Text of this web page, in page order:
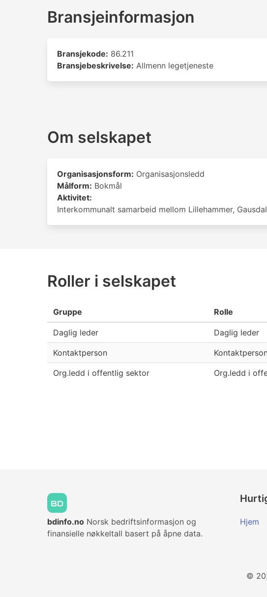
Bransjeinformasjon
Bransjekode: 86.211
Bransjebeskrivelse: Allmenn legetjeneste
Om selskapet
Organisasjonsform: Organisasjonsledd
Målform: Bokmål
Aktivitet:
Interkommunalt samarbeid mellom Lillehammer,
Roller i selskapet
Gruppe Rolle
Daglig leder Daglig leder
Kontaktperson
Org.ledd i offentlig sektor Org.ledd i
bdinfo.no Norsk bedriftsinformasjon og
finansielle nøkkeltall basert på åpne data.
Hjem
©